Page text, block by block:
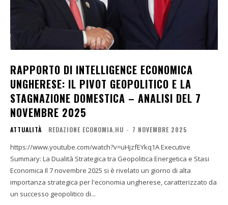
RAPPORTO DI INTELLIGENCE ECONOMICA
UNGHERESE: IL PIVOT GEOPOLITICO E LA
STAGNAZIONE DOMESTICA – ANALISI DEL 7
NOVEMBRE 2025
ATTUALITÀ REDAZIONE ECONOMIA.HU - 7 NOVEMBRE 2025
https://www.youtube.com/watch?v=uHjzfEYkq1A Executive
Summary: La Dualità Strategica tra Geopolitica Energetica e Stasi
Economica Il 7 novembre 2025 si è rivelato un giorno di alta
importanza strategica per l'economia ungherese, caratterizzato da
un successo geopolitico di...